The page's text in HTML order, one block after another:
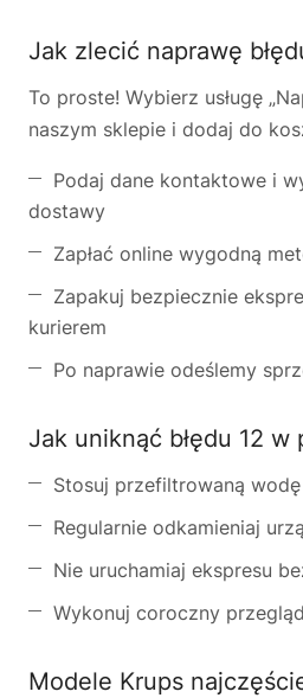
Jak zlecić naprawę
To proste! Wybierz usługę
naszym sklepie i dodaj do
Podaj dane kontaktowe i
dostawy
Zapłać online wygodną
Zapakuj bezpiecznie
kurierem
Po naprawie odeślemy
Jak uniknąć błędu 12 w
Stosuj przefiltrowaną wodę
Regularnie odkamieniaj
Nie uruchamiaj ekspresu
Wykonuj coroczny
Modele Krups